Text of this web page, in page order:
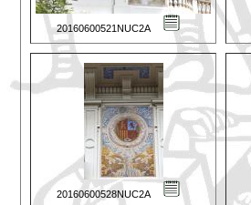
20160600521NUC2A
20160600528NUC2A